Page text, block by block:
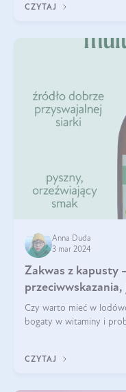
CZYTAJ
Anna Duda
3 mar 2024
Zakwas z kapusty
przeciwwskazania,
Czy warto mieć w
bogaty w witaminy i
CZYTAJ